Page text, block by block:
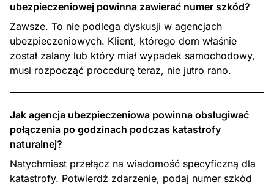
ubezpieczeniowej powinna zawierać numer szkód?
Zawsze. To nie podlega dyskusji w agencjach
ubezpieczeniowych. Klient, którego dom właśnie
został zalany lub który miał wypadek samochodowy,
musi rozpocząć procedurę teraz, nie jutro rano.
Jak agencja ubezpieczeniowa powinna obsługiwać
połączenia po godzinach podczas katastrofy
naturalnej?
Natychmiast przełącz na wiadomość specyficzną dla
katastrofy. Potwierdź zdarzenie, podaj numer szkód